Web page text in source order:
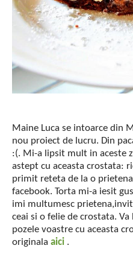
Maine Luca se intoarce din
nou proiect de lucru. Din
:(. Mi-a lipsit mult in aceste
astept cu aceasta crostata:
primit reteta de la o
facebook. Torta mi-a iesit
imi multumesc
ceai si o felie de crostata.
pozele voastre cu aceasta
originala aici .